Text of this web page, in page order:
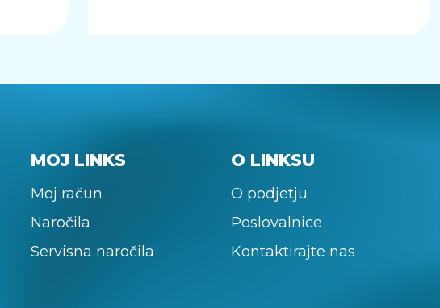
MOJ LINKS
Moj račun
Naročila
Servisna naročila
O LINKSU
O podjetju
Poslovalnice
Kontaktirajte nas